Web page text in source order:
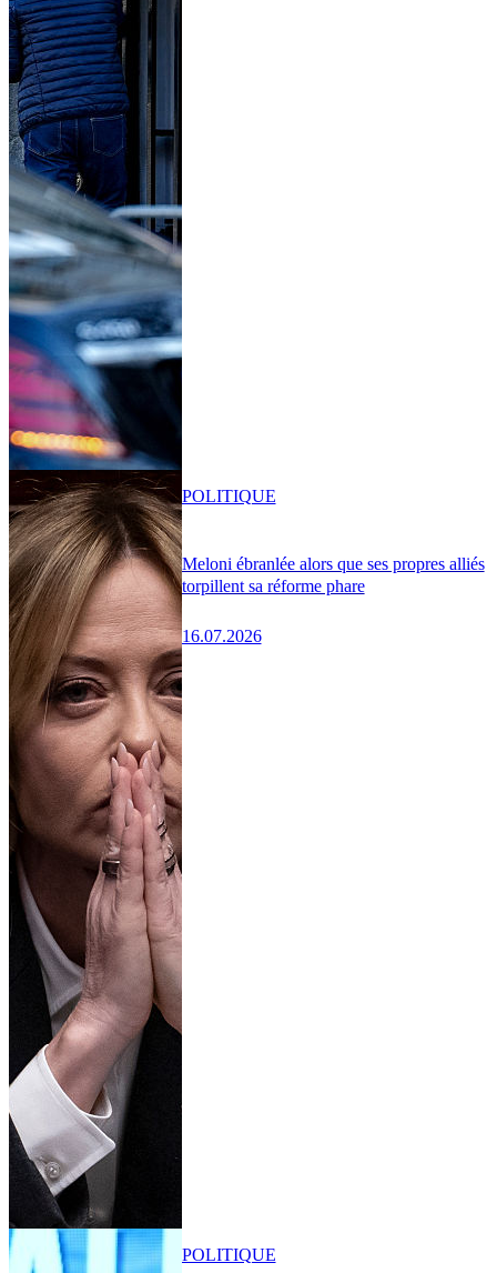
Meloni ébranlée alors que ses propres alliés
torpillent sa réforme phare
16.07.2026
POLITIQUE
POLITIQUE